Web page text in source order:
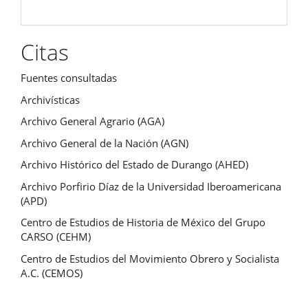
Citas
Fuentes consultadas
Archivísticas
Archivo General Agrario (AGA)
Archivo General de la Nación (AGN)
Archivo Histórico del Estado de Durango (AHED)
Archivo Porfirio Díaz de la Universidad Iberoamericana
(APD)
Centro de Estudios de Historia de México del Grupo
CARSO (CEHM)
Centro de Estudios del Movimiento Obrero y Socialista
A.C. (CEMOS)